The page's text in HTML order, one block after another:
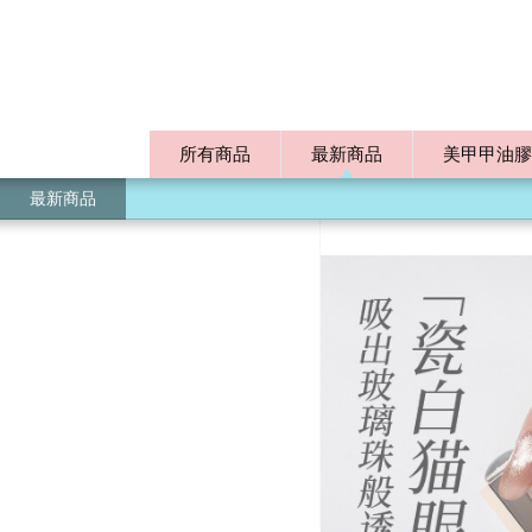
所有商品 最新商品 美甲甲油
最新商品